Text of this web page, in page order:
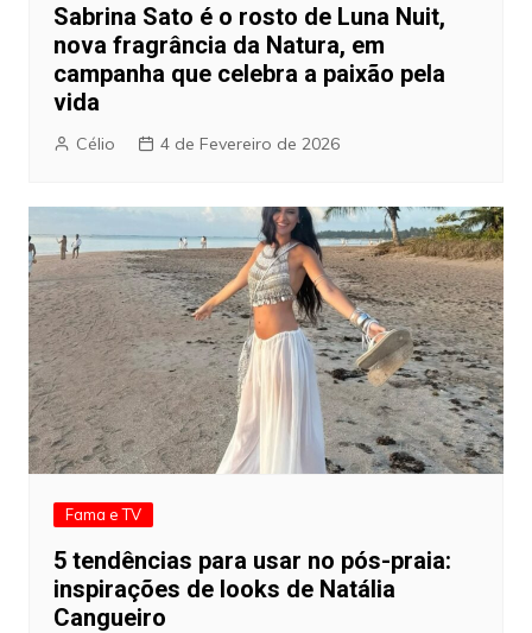
Sabrina Sato é o rosto de Luna Nuit,
nova fragrância da Natura, em
campanha que celebra a paixão pela
vida
Célio 4 de Fevereiro de 2026
Fama e TV
5 tendências para usar no pós-praia:
inspirações de looks de Natália
Cangueiro